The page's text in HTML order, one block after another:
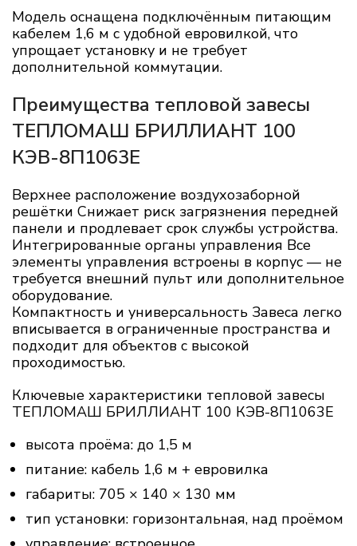
Модель оснащена подключённым питающим
кабелем 1,6 м с удобной евровилкой, что
упрощает установку и не требует
дополнительной коммутации.
Преимущества тепловой завесы
ТЕПЛОМАШ БРИЛЛИАНТ 100
КЭВ-8П1063E
Верхнее расположение воздухозаборной
решётки Снижает риск загрязнения передней
панели и продлевает срок службы устройства.
Интегрированные органы управления Все
элементы управления встроены в корпус — не
требуется внешний пульт или дополнительное
оборудование.
Компактность и универсальность Завеса легко
вписывается в ограниченные пространства и
подходит для объектов с высокой
проходимостью.
Ключевые характеристики тепловой завесы
ТЕПЛОМАШ БРИЛЛИАНТ 100 КЭВ-8П1063E
высота проёма: до 1,5 м
питание: кабель 1,6 м + евровилка
габариты: 705 × 140 × 130 мм
тип установки: горизонтальная, над проёмом